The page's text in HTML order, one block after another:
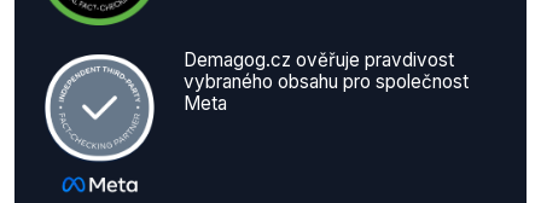
Demagog.cz ověřuje pravdivost
vybraného obsahu pro společnost
Meta